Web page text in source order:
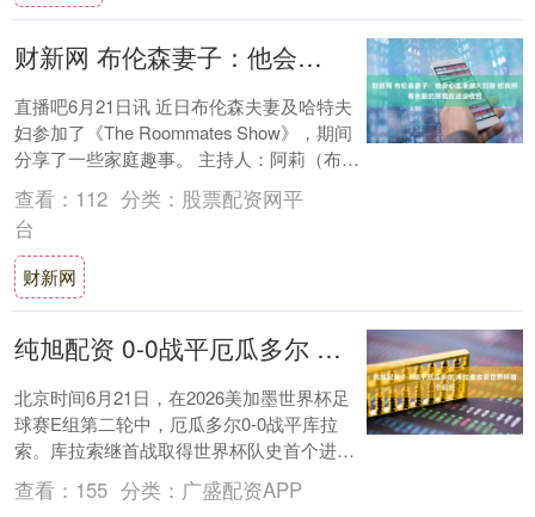
财新网 布伦森妻子：他会心血来潮大扫除 把我所有衣服扔那现在还没收拾
直播吧6月21日讯 近日布伦森夫妻及哈特夫
妇参加了《The Roommates Show》，期间
分享了一些家庭趣事。 主持人：阿莉（布伦
森妻子Ali Marks....
查看： 112 分类： 股票配资网平
台
财新网
纯旭配资 0-0战平厄瓜多尔 库拉索收获世界杯首个积分
北京时间6月21日，在2026美加墨世界杯足
球赛E组第二轮中，厄瓜多尔0-0战平库拉
索。库拉索继首战取得世界杯队史首个进球
之后，本场再进一步，收获世界杯队史首
个....
查看： 155 分类： 广盛配资APP